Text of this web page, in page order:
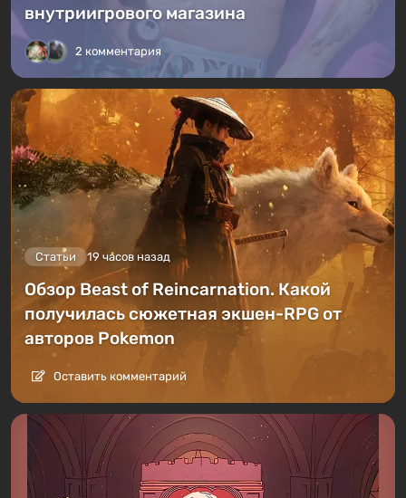
внутриигрового магазина
2 комментария
Статьи 19 часов назад
Обзор Beast of Reincarnation. Какой
получилась сюжетная экшен-RPG от
авторов Pokemon
Оставить комментарий